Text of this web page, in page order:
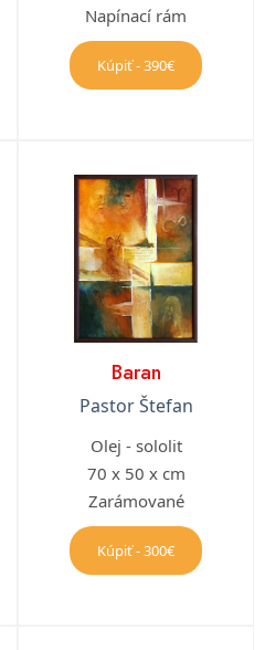
Napínací rám
Kúpiť - 390€
Baran
Pastor Štefan
Olej - sololit
70 x 50 x cm
Zarámované
Kúpiť - 300€